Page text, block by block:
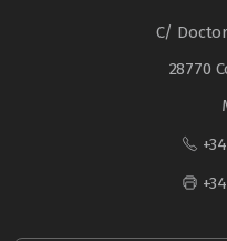
C/
28770